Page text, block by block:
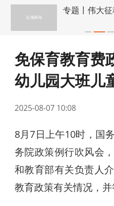
专题丨伟大
免保育教育费
幼儿园大班儿
2025-08-07 10:08
8月7日上午10时，国
务院政策例行吹风会
和教育部有关负责人
教育政策有关情况，并